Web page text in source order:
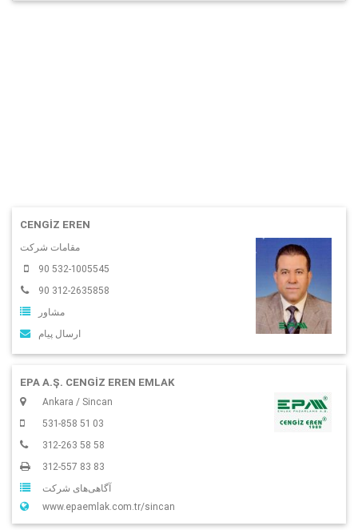
CENGIZ EREN
مقامات شرکت
90 532-1005545
90 312-2635858
مشاور
ارسال پیام
EPA A.Ş. CENGİZ EREN EMLAK
Ankara / Sincan
531-858 51 03
312-263 58 58
312-557 83 83
آگاهی‌‌های شرکت
www.epaemlak.com.tr/sincan